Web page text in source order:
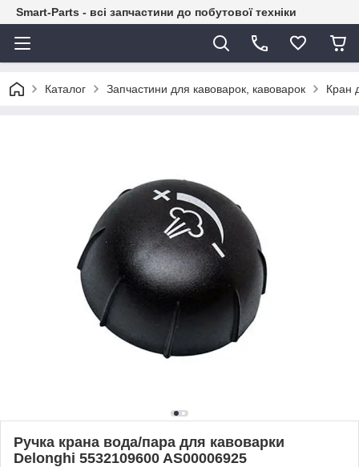
Smart-Parts - всі запчастини до побутової техніки
Каталог Запчастини для кавоварок, кавоварок Кран
Ручка крана вода/пара для кавоварки
Delonghi 5532109600 AS00006925